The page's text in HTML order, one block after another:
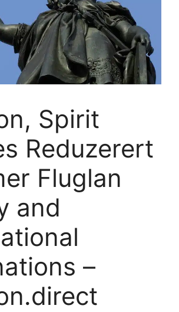
Spirit
Reduzerert
Fluglan
and
–